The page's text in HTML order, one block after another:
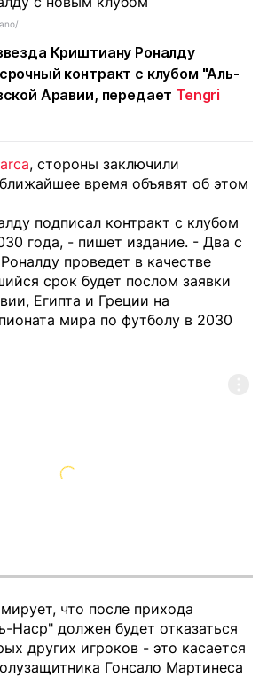
Криштиану Роналду
контракт с клубом "Аль-
Аравии, передает Tengri
, стороны заключили
время объявят об этом
подписал контракт с клубом
года, - пишет издание. - Два с
проведет в качестве
срок будет послом заявки
Египта и Греции на
мира по футболу в 2030
что после прихода
Наср" должен будет отказаться
других игроков - это касается
Гонсало Мартинеса